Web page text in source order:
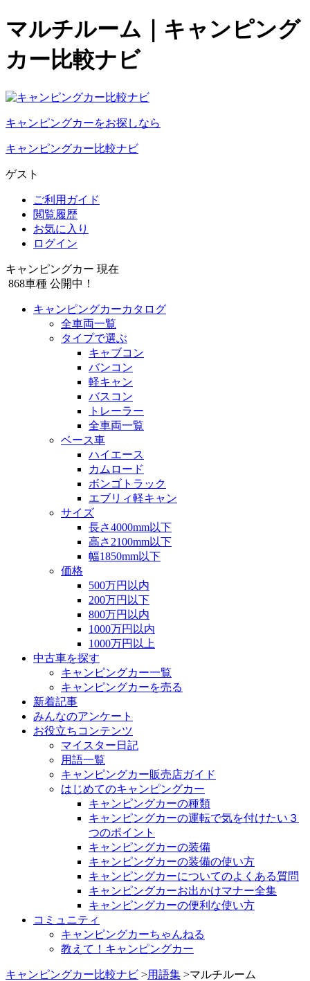
マルチルーム｜キャンピング
カー比較ナビ
キャンピングカーをお探しなら
キャンピングカー比較ナビ
ゲスト
ご利用ガイド
閲覧履歴
お気に入り
ログイン
キャンピングカー 現在
868車種 公開中！
キャンピングカーカタログ
全車両一覧
タイプで選ぶ
キャブコン
バンコン
軽キャン
バスコン
トレーラー
全車両一覧
ベース車
ハイエース
カムロード
ボンゴトラック
エブリィ軽キャン
サイズ
長さ4000mm以下
高さ2100mm以下
幅1850mm以下
価格
500万円以内
200万円以下
800万円以内
1000万円以内
1000万円以上
中古車を探す
キャンピングカー一覧
キャンピングカーを売る
新着記事
みんなのアンケート
お役立ちコンテンツ
マイスター日記
用語一覧
キャンピングカー販売店ガイド
はじめてのキャンピングカー
キャンピングカーの種類
キャンピングカーの運転で気を付けたい３
つのポイント
キャンピングカーの装備
キャンピングカーの装備の使い方
キャンピングカーについてのよくある質問
キャンピングカーお出かけマナー全集
キャンピングカーの便利な使い方
コミュニティ
キャンピングカーちゃんねる
教えて！キャンピングカー
キャンピングカー比較ナビ >用語集 >マルチルーム